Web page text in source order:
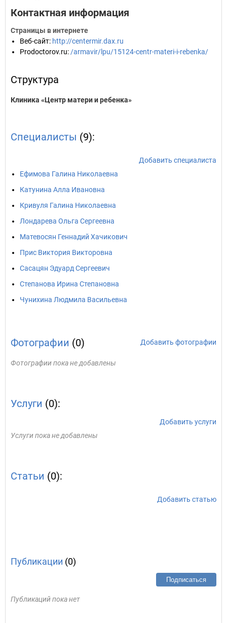
Контактная информация
Страницы в интернете
Веб-сайт: http://centermir.dax.ru
Prodoctorov.ru: /armavir/lpu/15124-centr-materi-i-rebenka/
Структура
Клиника «Центр матери и ребенка»
Специалисты (9):
Добавить специалиста
Ефимова Галина Николаевна
Катунина Алла Ивановна
Кривуля Галина Николаевна
Лондарева Ольга Сергеевна
Матевосян Геннадий Хачикович
Прис Виктория Викторовна
Сасацян Эдуард Сергеевич
Степанова Ирина Степановна
Чунихина Людмила Васильевна
Фотографии (0) Добавить фотографии
Фотографии пока не добавлены
Услуги (0):
Добавить услуги
Услуги пока не добавлены
Статьи (0):
Добавить статью
Публикации (0)
Подписаться
Публикаций пока нет